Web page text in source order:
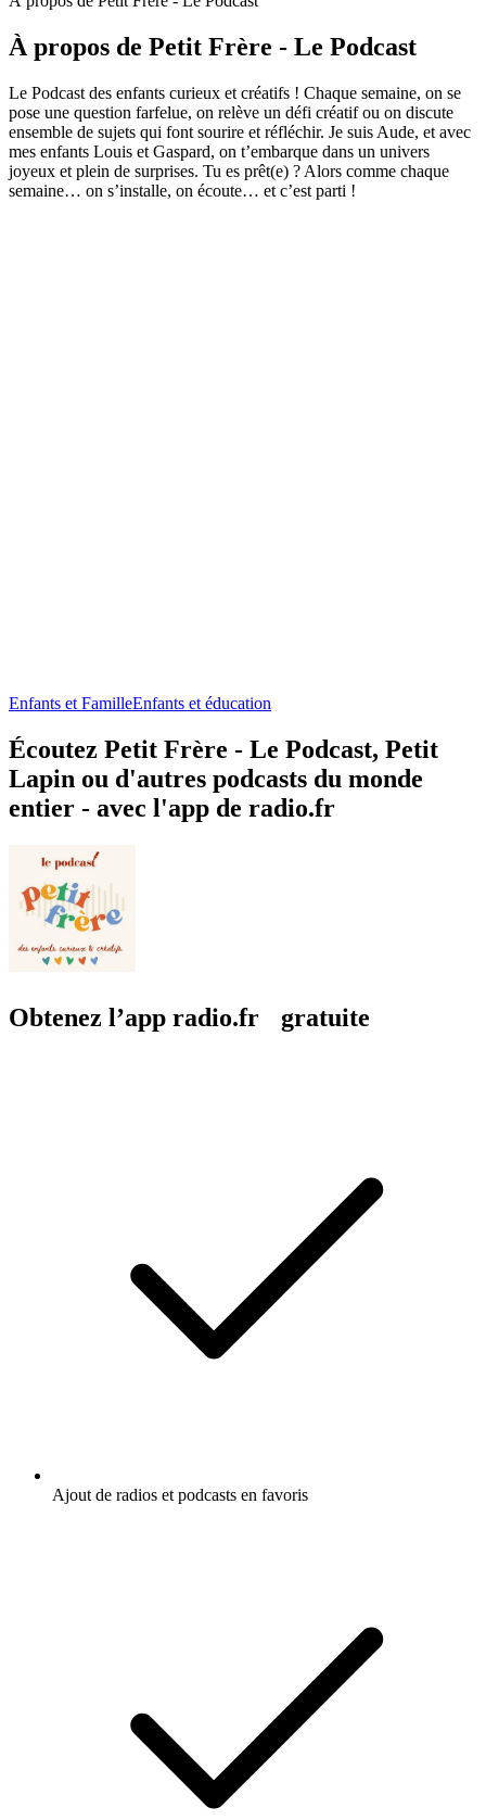
À propos de Petit Frère - Le Podcast
Le Podcast des enfants curieux et créatifs ! Chaque semaine, on se
pose une question farfelue, on relève un défi créatif ou on discute
ensemble de sujets qui font sourire et réfléchir. Je suis Aude, et avec
mes enfants Louis et Gaspard, on t’embarque dans un univers
joyeux et plein de surprises. Tu es prêt(e) ? Alors comme chaque
semaine… on s’installe, on écoute… et c’est parti !
Enfants et FamilleEnfants et éducation
Écoutez Petit Frère - Le Podcast, Petit
Lapin ou d'autres podcasts du monde
entier - avec l'app de radio.fr
Obtenez l’app radio.fr gratuite
Ajout de radios et podcasts en favoris